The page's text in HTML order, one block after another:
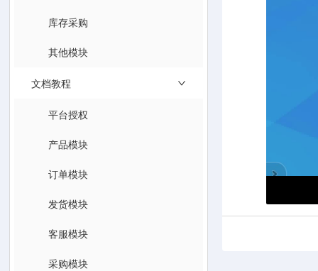
库存采购
其他模块
文档教程
平台授权
产品模块
订单模块
发货模块
客服模块
采购模块